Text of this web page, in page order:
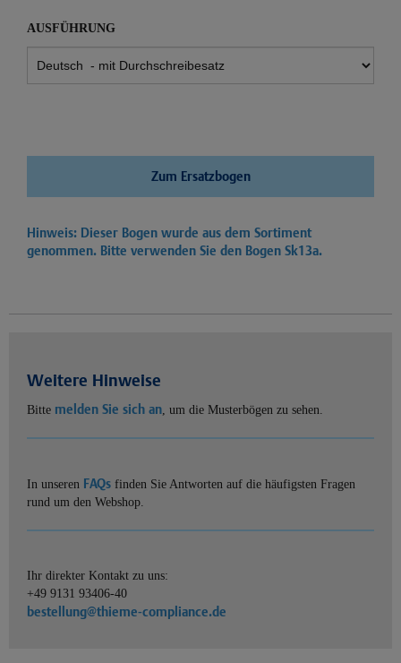
AUSFÜHRUNG
Zum Ersatzbogen
Hinweis: Dieser Bogen wurde aus dem Sortiment
genommen. Bitte verwenden Sie den Bogen Sk13a.
Weitere Hinweise
Bitte melden Sie sich an, um die Musterbögen zu sehen.
In unseren FAQs finden Sie Antworten auf die häufigsten Fragen
rund um den Webshop.
Ihr direkter Kontakt zu uns:
+49 9131 93406-40
bestellung@thieme-compliance.de